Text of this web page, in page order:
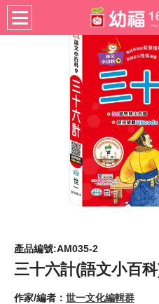
熱門：
手指按
產品編號:AM035-2
三十六計(語文小百
作家/編者： 世一文化編輯群